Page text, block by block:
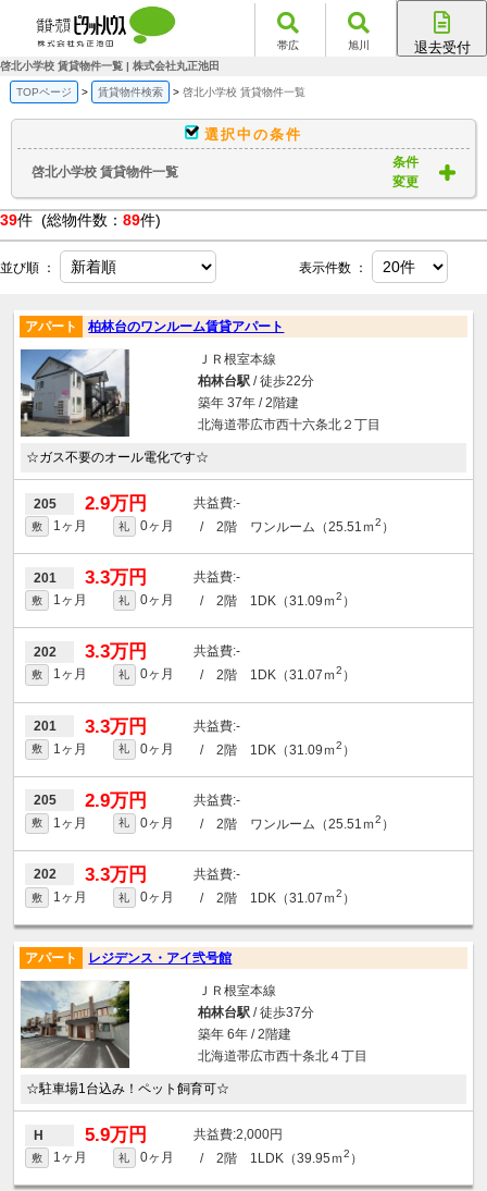
帯広 旭川 退去受付
啓北小学校 賃貸物件一覧 | 株式会社丸正池田
TOPページ 賃貸物件検索 啓北小学校 賃貸物件一覧
選択中の条件
啓北小学校 賃貸物件一覧
条件
変更
39件 (総物件数： 89件)
並び順 ： 表示件数 ：
アパート 柏林台のワンルーム賃貸アパート
ＪＲ根室本線
柏林台駅/ 徒歩22分
築年 37年 / 2階建
北海道帯広市西十六条北２丁目
☆ガス不要のオール電化です☆
205 2.9万円 -
敷 1ヶ月 礼 0ヶ月 / 2階 ワンルーム（25.51ｍ2 ）
201 3.3万円 -
敷 1ヶ月 礼 0ヶ月 / 2階 1DK（31.09ｍ2 ）
202 3.3万円 -
敷 1ヶ月 礼 0ヶ月 / 2階 1DK（31.07ｍ2 ）
201 3.3万円 -
敷 1ヶ月 礼 0ヶ月 / 2階 1DK（31.09ｍ2 ）
205 2.9万円 -
敷 1ヶ月 礼 0ヶ月 / 2階 ワンルーム（25.51ｍ2 ）
202 3.3万円 -
敷 1ヶ月 礼 0ヶ月 / 2階 1DK（31.07ｍ2 ）
アパート レジデンス・アイ弐号館
ＪＲ根室本線
柏林台駅/ 徒歩37分
築年 6年 / 2階建
北海道帯広市西十条北４丁目
☆駐車場1台込み！ペット飼育可☆
H 5.9万円 2,000円
敷 1ヶ月 礼 0ヶ月 / 2階 1LDK（39.95ｍ2 ）